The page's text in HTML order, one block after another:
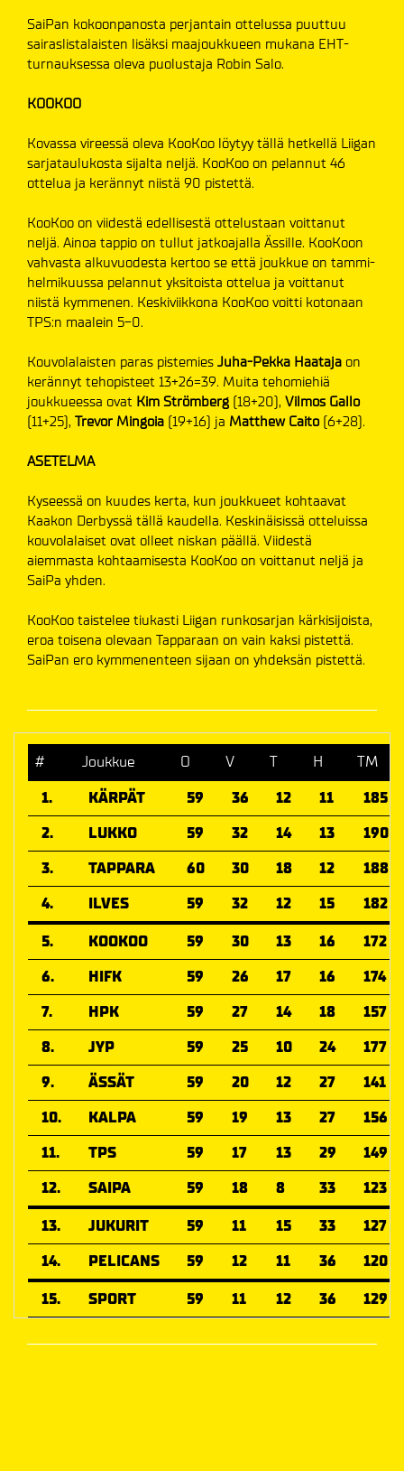
SaiPan kokoonpanosta perjantain ottelussa puuttuu
sairaslistalaisten lisäksi maajoukkueen mukana EHT-
turnauksessa oleva puolustaja Robin Salo.
KOOKOO
Kovassa vireessä oleva KooKoo löytyy tällä hetkellä Liigan
sarjataulukosta sijalta neljä. KooKoo on pelannut 46
ottelua ja kerännyt niistä 90 pistettä.
KooKoo on viidestä edellisestä ottelustaan voittanut
neljä. Ainoa tappio on tullut jatkoajalla Ässille. KooKoon
vahvasta alkuvuodesta kertoo se että joukkue on tammi-
helmikuussa pelannut yksitoista ottelua ja voittanut
niistä kymmenen. Keskiviikkona KooKoo voitti kotonaan
TPS:n maalein 5-0.
Kouvolalaisten paras pistemies Juha-Pekka Haataja on
kerännyt tehopisteet 13+26=39. Muita tehomiehiä
joukkueessa ovat Kim Strömberg (18+20), Vilmos Gallo
(11+25), Trevor Mingoia (19+16) ja Matthew Caito(6+28).
ASETELMA
Kyseessä on kuudes kerta, kun joukkueet kohtaavat
Kaakon Derbyssä tällä kaudella. Keskinäisissä otteluissa
kouvolalaiset ovat olleet niskan päällä. Viidestä
aiemmasta kohtaamisesta KooKoo on voittanut neljä ja
SaiPa yhden.
KooKoo taistelee tiukasti Liigan runkosarjan kärkisijoista,
eroa toisena olevaan Tapparaan on vain kaksi pistettä.
SaiPan ero kymmenenteen sijaan on yhdeksän pistettä.
# Joukkue O V T H
TM
1.
KÄRPÄT 59 36 12 11
185
2.
LUKKO 59 32 14 13
190
3.
TAPPARA 60 30 18 12
188
4.
ILVES 59 32 12 15
182
5.
KOOKOO 59 30 13 16
172
6.
HIFK 59 26 17 16
174
7.
HPK 59 27 14 18
157
8.
JYP 59 25 10 24
177
9.
ÄSSÄT 59 20 12 27
141
10.
KALPA 59 19 13 27
156
11.
TPS 59 17 13 29
149
12.
SAIPA 59 18 8 33
123
13.
JUKURIT 59 11 15 33
127
14.
PELICANS 59 12 11 36
120
15.
SPORT 59 11 12 36 129